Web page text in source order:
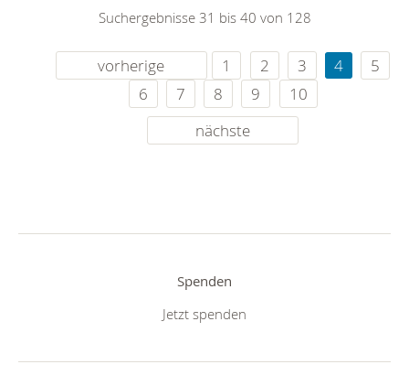
Suchergebnisse 31 bis 40 von 128
vorherige 1 2 3 4
5
6
7 8 9
10
nächste
Spenden
Jetzt spenden